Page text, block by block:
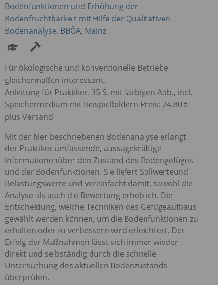
Bodenfunktionen und Erhöhung der
Bodenfruchtbarkeit mit Hilfe der Qualitativen
Bodenanalyse. BBÖA, Mainz
Für ökologische und konventionelle Betriebe
gleichermaßen interessant.
Anleitung für Praktiker. 35 S. mit farbigen Abb., incl.
Speichermedium mit Beispielbildern Preis: 24,80 €
plus Versand
Mit der hier beschriebenen Bodenanalyse erlangt
der Praktiker umfassende, aussagekräftige
Informationenüber den Zustand des Bodengefüges
und der Bodenfunktionen. Sie liefert Sollwerteund
Belastungswerte und vereinfacht damit, sowohl die
Analyse als auch die Bewertung erheblich. Die
Entscheidung, welche Techniken des Gefügeaufbaus
gewählt werden können, um die Bodenfunktionen zu
erhalten oder zu verbessern wird erleichtert. Der
Erfolg der Maßnahmen lässt sich immer wieder
direkt und selbständig durch die schnelle
Untersuchung des aktuellen Bodenzustands
überprüfen.